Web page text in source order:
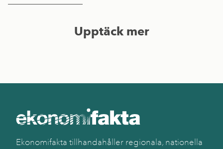
Upptäck mer
Ekonomifakta tillhandahåller regionala, nationella